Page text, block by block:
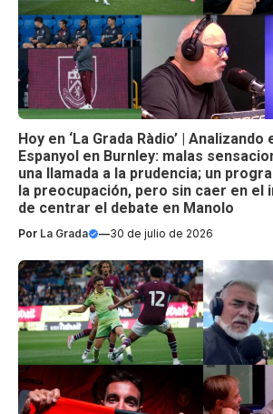
Hoy en ‘La Grada Ràdio’ | Analizando
Espanyol en Burnley: malas
una llamada a la prudencia; un
la preocupación, pero sin caer en el
de centrar el debate en Manolo
Por La Grada —30 de julio de 2026